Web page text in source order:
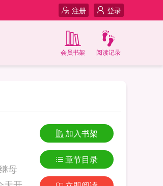
登录
注册
阅读记录
会员书架
母
加入书架
章节目录